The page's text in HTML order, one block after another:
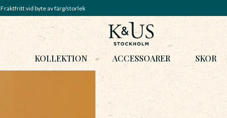
Fraktfritt vid byte av färg/storlek
KOLLEKTION ACCESSOARER SKOR